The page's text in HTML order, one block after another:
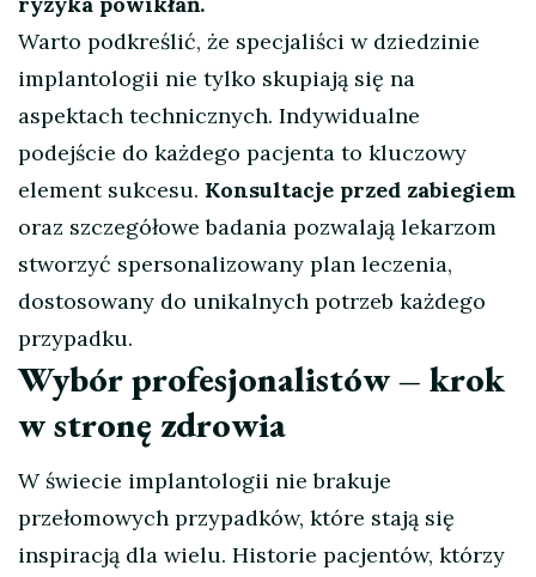
Warto podkreślić, że specjaliści w dziedzinie
implantologii nie tylko skupiają się na
aspektach technicznych. Indywidualne
podejście do każdego pacjenta to kluczowy
element sukcesu. Konsultacje przed zabiegiem
oraz szczegółowe badania pozwalają lekarzom
stworzyć spersonalizowany plan leczenia,
dostosowany do unikalnych potrzeb każdego
przypadku.
Wybór profesjonalistów – krok
w stronę zdrowia
W świecie implantologii nie brakuje
przełomowych przypadków, które stają się
inspiracją dla wielu. Historie pacjentów, którzy